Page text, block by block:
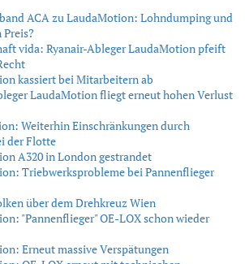
ACA zu LaudaMotion: Lohndumping und
vida: Ryanair-Ableger LaudaMotion pfeift
kassiert bei Mitarbeitern ab
LaudaMotion fliegt erneut hohen Verlust
Weiterhin Einschränkungen durch
der Flotte
A320 in London gestrandet
Triebwerksprobleme bei Pannenflieger
über dem Drehkreuz Wien
"Pannenflieger" OE-LOX schon wieder
Erneut massive Verspätungen